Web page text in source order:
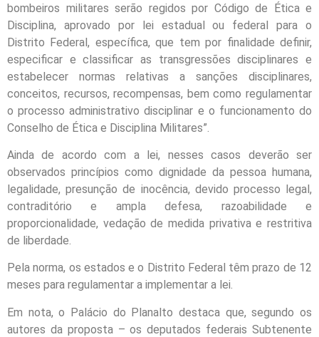
bombeiros militares serão regidos por Código de Ética e
Disciplina, aprovado por lei estadual ou federal para o
Distrito Federal, específica, que tem por finalidade definir,
especificar e classificar as transgressões disciplinares e
estabelecer normas relativas a sanções disciplinares,
conceitos, recursos, recompensas, bem como regulamentar
o processo administrativo disciplinar e o funcionamento do
Conselho de Ética e Disciplina Militares”.
Ainda de acordo com a lei, nesses casos deverão ser
observados princípios como dignidade da pessoa humana,
legalidade, presunção de inocência, devido processo legal,
contraditório e ampla defesa, razoabilidade e
proporcionalidade, vedação de medida privativa e restritiva
de liberdade.
Pela norma, os estados e o Distrito Federal têm prazo de 12
meses para regulamentar a implementar a lei.
Em nota, o Palácio do Planalto destaca que, segundo os
autores da proposta – os deputados federais Subtenente